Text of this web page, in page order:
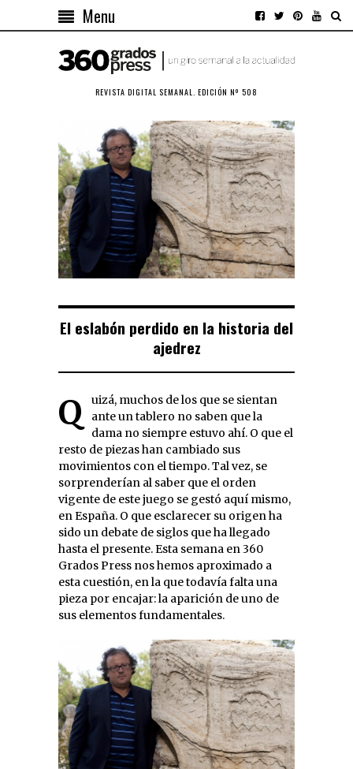
Menu
REVISTA DIGITAL SEMANAL. EDICIÓN Nº 508
El eslabón perdido en la historia del
ajedrez
Quizá, muchos de los que se sientan
ante un tablero no saben que la
dama no siempre estuvo ahí. O que el
resto de piezas han cambiado sus
movimientos con el tiempo. Tal vez, se
sorprenderían al saber que el orden
vigente de este juego se gestó aquí mismo,
en España. O que esclarecer su origen ha
sido un debate de siglos que ha llegado
hasta el presente. Esta semana en 360
Grados Press nos hemos aproximado a
esta cuestión, en la que todavía falta una
pieza por encajar: la aparición de uno de
sus elementos fundamentales.